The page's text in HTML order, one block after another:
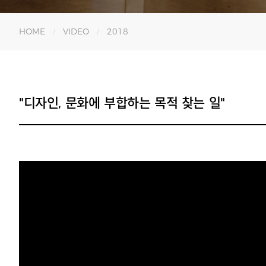
HOME VIDEO 2018
"디자인, 문화에 부합하는 목적 찾는 일"